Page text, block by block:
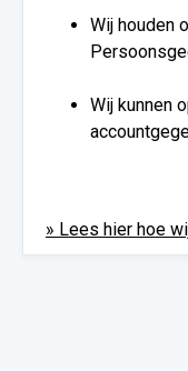
Wij houden
Wij kunnen
» Lees hier hoe